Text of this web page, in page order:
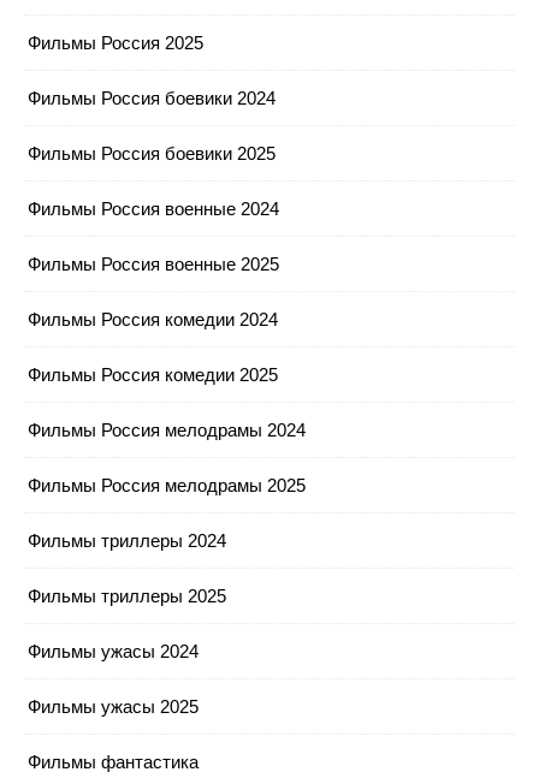
Фильмы Россия 2025
Фильмы Россия боевики 2024
Фильмы Россия боевики 2025
Фильмы Россия военные 2024
Фильмы Россия военные 2025
Фильмы Россия комедии 2024
Фильмы Россия комедии 2025
Фильмы Россия мелодрамы 2024
Фильмы Россия мелодрамы 2025
Фильмы триллеры 2024
Фильмы триллеры 2025
Фильмы ужасы 2024
Фильмы ужасы 2025
Фильмы фантастика